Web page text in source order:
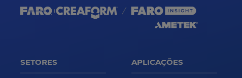
SETORES APLICAÇÕES